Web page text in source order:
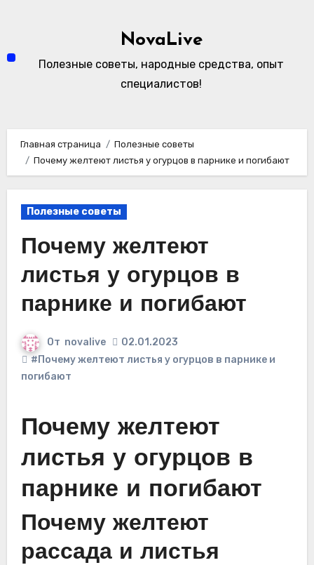
NovaLive
Полезные советы, народные средства, опыт
специалистов!
Главная страница
Полезные советы
Почему желтеют листья у огурцов в парнике и погибают
Полезные советы
Почему желтеют
листья у огурцов в
парнике и погибают
От novalive
02.01.2023
#Почему желтеют листья у огурцов в парнике и
погибают
Почему желтеют
листья у огурцов в
парнике и погибают
Почему желтеют
рассада и листья